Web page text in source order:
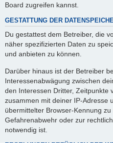
Board zugreifen kannst.
GESTATTUNG DER
Du gestattest dem Betreiber, die
näher spezifizierten Daten zu
und anbieten zu können.
Darüber hinaus ist der Betreiber
Interessenabwägung zwischen
den Interessen Dritter, Zeitpunkte
zusammen mit deiner IP-Adresse
übermittelter Browser-Kennung
Gefahrenabwehr oder zur
notwendig ist.